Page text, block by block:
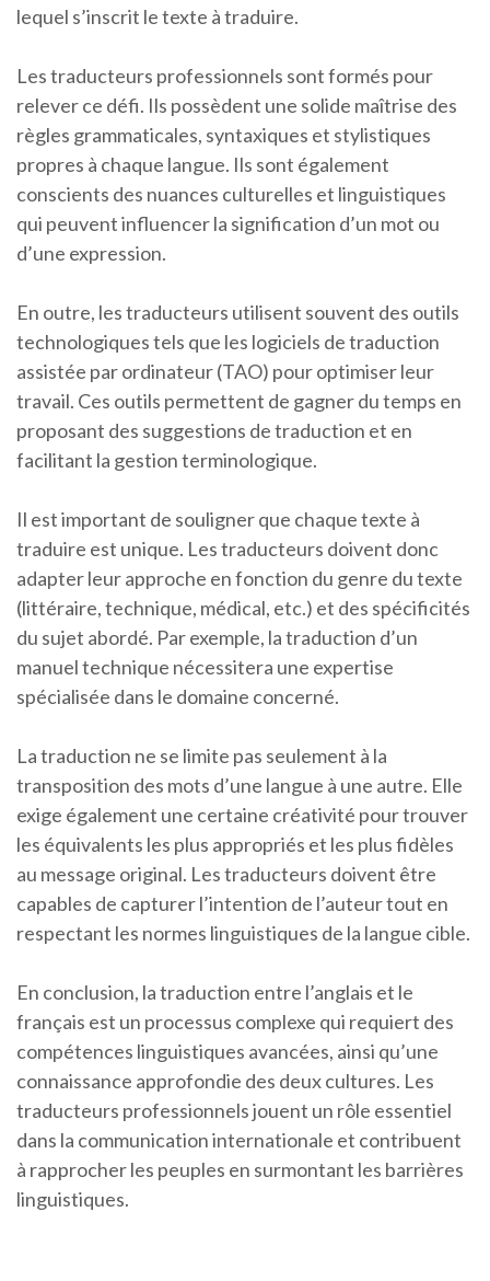
lequel s’inscrit le texte à traduire.
Les traducteurs professionnels sont formés pour
relever ce défi. Ils possèdent une solide maîtrise des
règles grammaticales, syntaxiques et stylistiques
propres à chaque langue. Ils sont également
conscients des nuances culturelles et linguistiques
qui peuvent influencer la signification d’un mot ou
d’une expression.
En outre, les traducteurs utilisent souvent des outils
technologiques tels que les logiciels de traduction
assistée par ordinateur (TAO) pour optimiser leur
travail. Ces outils permettent de gagner du temps en
proposant des suggestions de traduction et en
facilitant la gestion terminologique.
Il est important de souligner que chaque texte à
traduire est unique. Les traducteurs doivent donc
adapter leur approche en fonction du genre du texte
(littéraire, technique, médical, etc.) et des spécificités
du sujet abordé. Par exemple, la traduction d’un
manuel technique nécessitera une expertise
spécialisée dans le domaine concerné.
La traduction ne se limite pas seulement à la
transposition des mots d’une langue à une autre. Elle
exige également une certaine créativité pour trouver
les équivalents les plus appropriés et les plus fidèles
au message original. Les traducteurs doivent être
capables de capturer l’intention de l’auteur tout en
respectant les normes linguistiques de la langue cible.
En conclusion, la traduction entre l’anglais et le
français est un processus complexe qui requiert des
compétences linguistiques avancées, ainsi qu’une
connaissance approfondie des deux cultures. Les
traducteurs professionnels jouent un rôle essentiel
dans la communication internationale et contribuent
à rapprocher les peuples en surmontant les barrières
linguistiques.